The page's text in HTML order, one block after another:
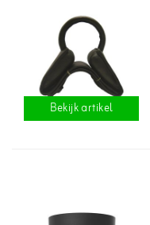
Bekijk artikel